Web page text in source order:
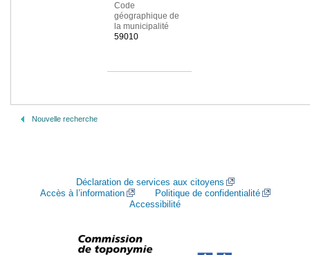
Code
géographique de
la municipalité
59010
Nouvelle recherche
Déclaration de services aux citoyens
Accès à l’information
Politique de confidentialité
Accessibilité